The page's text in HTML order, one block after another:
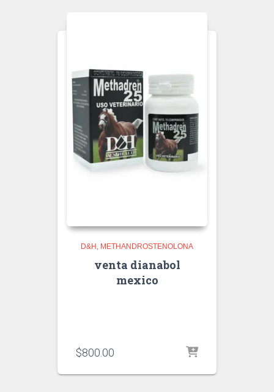
D&H METHANDROSTENOLONA
venta dianabol
mexico
$800.00